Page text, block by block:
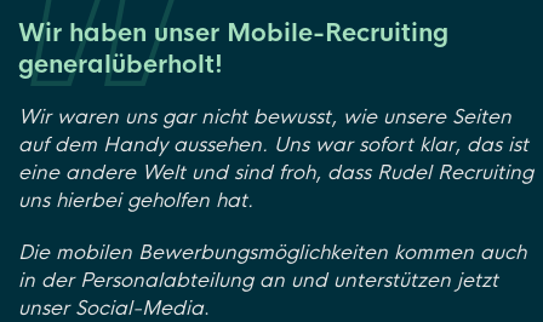
Wir haben unser Mobile-Recruiting
generalüberholt!
Wir waren uns gar nicht bewusst, wie unsere Seiten
auf dem Handy aussehen. Uns war sofort klar, das ist
eine andere Welt und sind froh, dass Rudel Recruiting
uns hierbei geholfen hat.
Die mobilen Bewerbungsmöglichkeiten kommen auch
in der Personalabteilung an und unterstützen jetzt
unser Social-Media.